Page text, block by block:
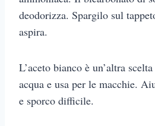
deodorizza. Spargilo sul
aspira.
L’aceto bianco è un’altra
acqua e usa per le macchie.
e sporco difficile.